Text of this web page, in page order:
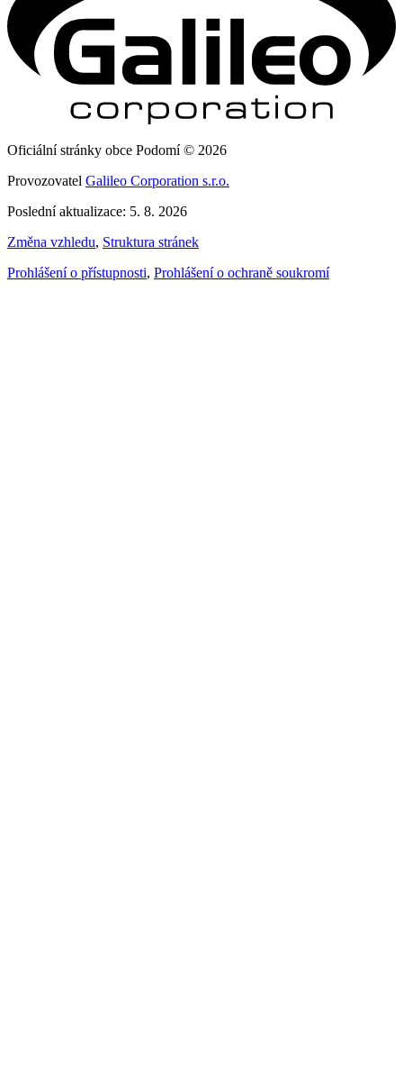
Oficiální stránky obce Podomí © 2026
Provozovatel Galileo Corporation s.r.o.
Poslední aktualizace: 5. 8. 2026
Změna vzhledu, Struktura stránek
Prohlášení o přístupnosti, Prohlášení o ochraně soukromí